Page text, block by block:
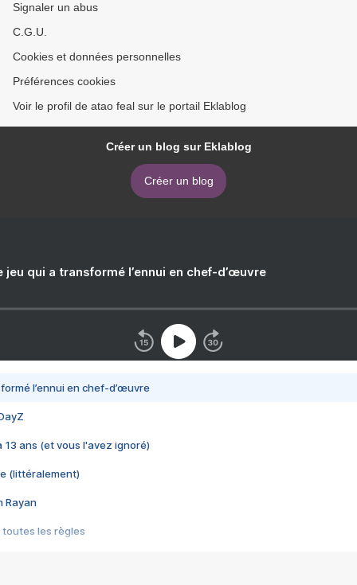
Signaler un abus
C.G.U.
Cookies et données personnelles
Préférences cookies
Voir le profil de atao feal sur le portail Eklablog
Créer un blog sur Eklablog
Créer un blog
jeu qui a transformé l’ennui en chef-d’œuvre
l’ennui en chef-d’œuvre
13 ans (et vous l'avez ignoré)
(littéralement)
Rayan
toutes les règles